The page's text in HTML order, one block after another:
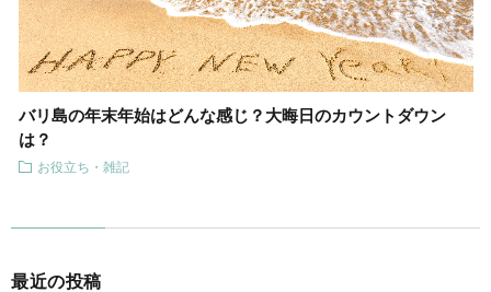
バリ島の年末年始はどんな感じ？大晦日のカウントダウン
は？
お役立ち・雑記
最近の投稿